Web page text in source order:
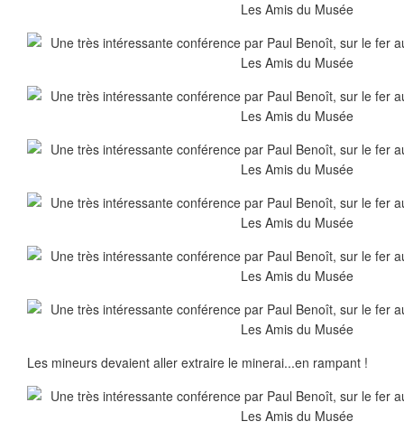
Les mineurs devaient aller extraire le minerai...en rampant !